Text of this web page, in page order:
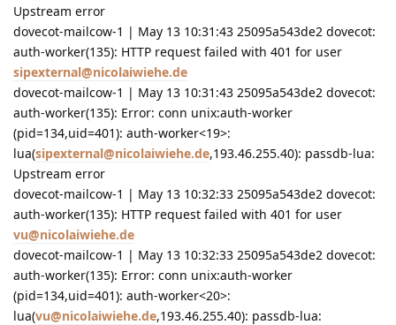
Upstream error
dovecot-mailcow-1 | May 13 10:31:43 25095a543de2 dovecot:
auth-worker(135): HTTP request failed with 401 for user
sipexternal@nicolaiwiehe.de
dovecot-mailcow-1 | May 13 10:31:43 25095a543de2 dovecot:
auth-worker(135): Error: conn unix:auth-worker
(pid=134,uid=401): auth-worker<19>:
lua(sipexternal@nicolaiwiehe.de,193.46.255.40): passdb-lua:
Upstream error
dovecot-mailcow-1 | May 13 10:32:33 25095a543de2 dovecot:
auth-worker(135): HTTP request failed with 401 for user
vu@nicolaiwiehe.de
dovecot-mailcow-1 | May 13 10:32:33 25095a543de2 dovecot:
auth-worker(135): Error: conn unix:auth-worker
(pid=134,uid=401): auth-worker<20>:
lua(vu@nicolaiwiehe.de,193.46.255.40): passdb-lua: